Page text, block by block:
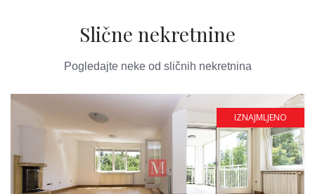
Slične nekretnine
Pogledajte neke od sličnih nekretnina
IZNAJMLJENO